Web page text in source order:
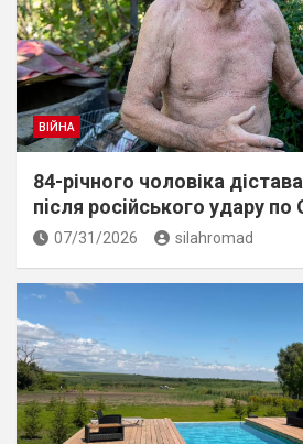
ВІЙНА
84-річного чоловіка
пiсля росiйського удару по
07/31/2026 silahromad